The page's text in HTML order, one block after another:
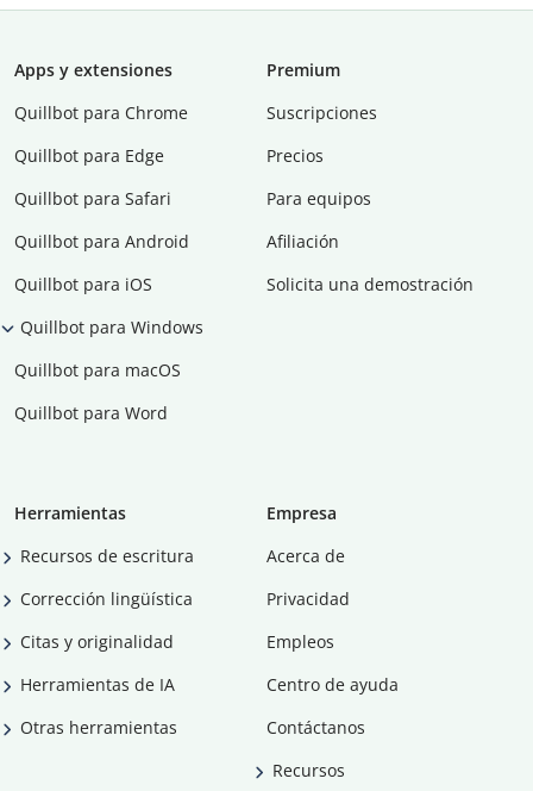
Apps y extensiones
Quillbot para Chrome
Quillbot para Edge
Quillbot para Safari
Quillbot para Android
Quillbot para iOS
Quillbot para Windows
Quillbot para macOS
Quillbot para Word
Premium
Suscripciones
Precios
Para equipos
Afiliación
Solicita una demostración
Herramientas
Recursos de escritura
Corrección lingüística
Citas y originalidad
Herramientas de IA
Otras herramientas
Empresa
Acerca de
Privacidad
Empleos
Centro de ayuda
Contáctanos
Recursos